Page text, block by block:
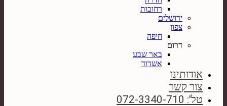
רחובות
ירושלים
צפון
חיפה
דרום
באר שבע
אשדוד
אודותינו
צור קשר
טל': 072-3340-710